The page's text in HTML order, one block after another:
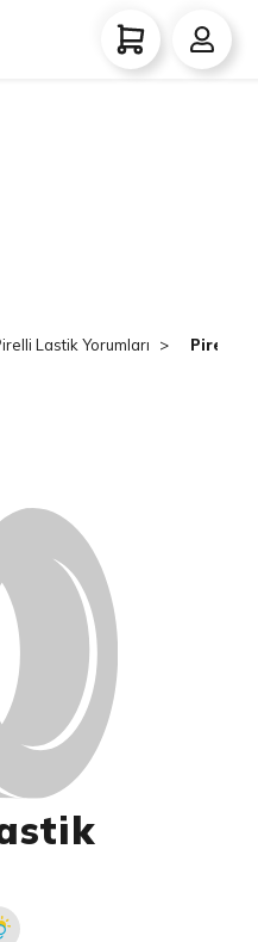
Lastik Yorumları Pirelli